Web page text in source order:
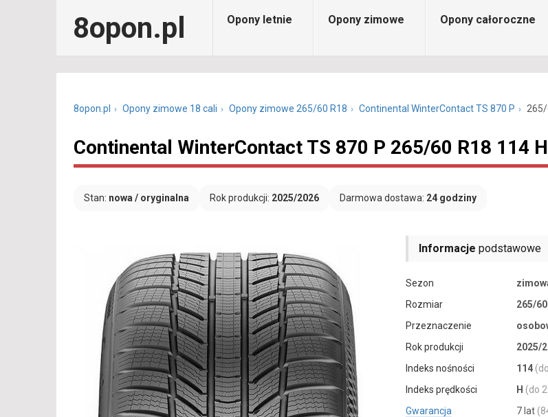
8opon.pl Opony letnie Opony zimowe Opony całoroczne
8opon.pl Opony zimowe 18 cali Opony zimowe 265/60 R18 Continental WinterContact TS 870 P 265/
Continental WinterContact TS 870 P 265/60 R18 114
Stan: nowa / oryginalna Rok produkcji: 2025/2026 Darmowa dostawa: 24 godziny
Informacje podstawowe
Sezon
Rozmiar
265/
Przeznaczenie
Rok produkcji
2025/
Indeks nośności
114
Indeks prędkości
H (do
Gwarancja
7 lat